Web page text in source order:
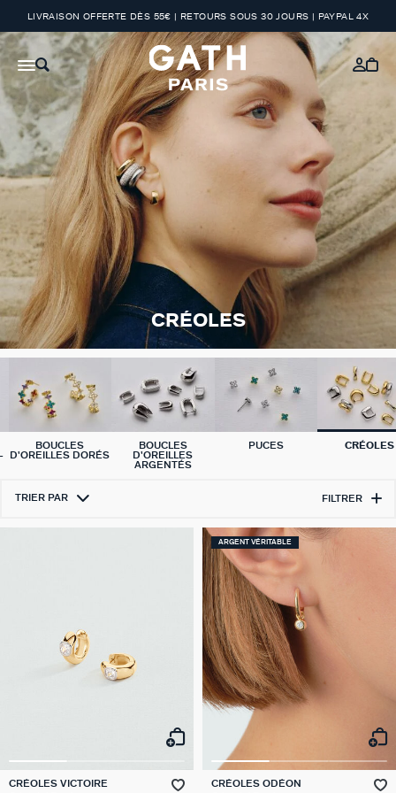
LIVRAISON OFFERTE DÈS 55€ | RETOURS SOUS 30 JOURS | PAYPAL 4X
CRÉOLES
BOUCLES
D'OREILLES DORÉS
BOUCLES
D'OREILLES
ARGENTÉS
PUCES CRÉOLES
TRIER PAR FILTRER
CRÉOLES VICTOIRE
ARGENT VÉRITABLE
CRÉOLES ODÉON